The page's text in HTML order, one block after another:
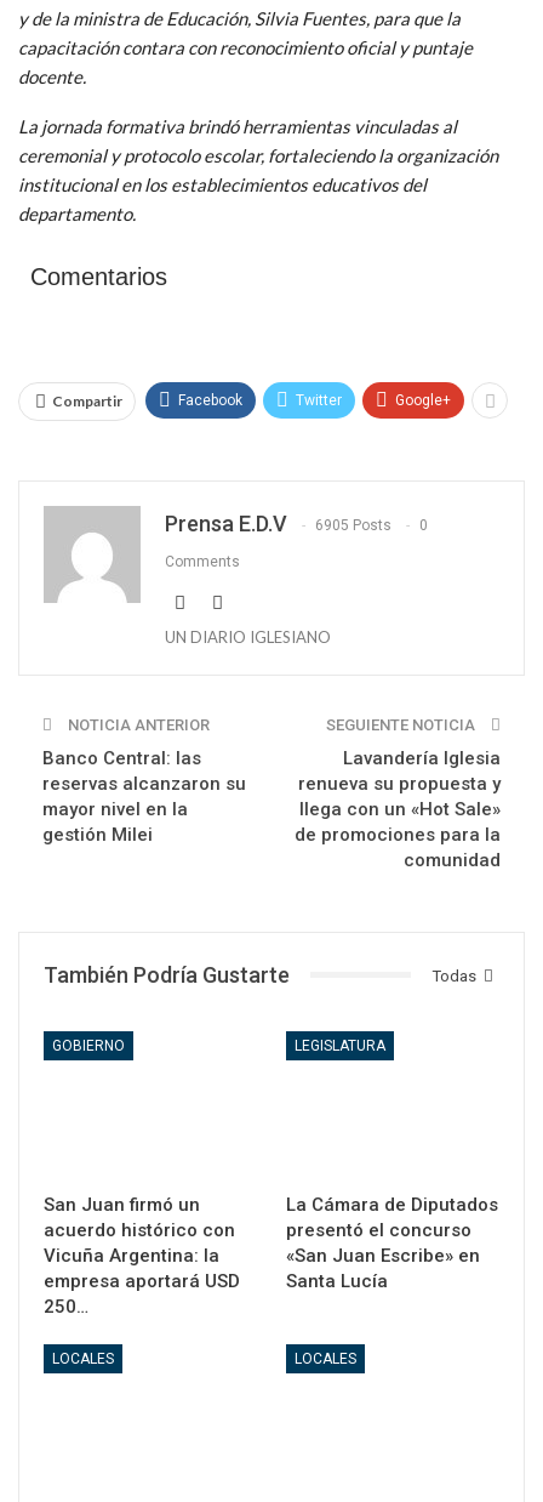
y de la ministra de Educación, Silvia Fuentes, para que la
capacitación contara con reconocimiento oficial y puntaje
docente.
La jornada formativa brindó herramientas vinculadas al
ceremonial y protocolo escolar, fortaleciendo la organización
institucional en los establecimientos educativos del
departamento.
Comentarios
Compartir Facebook Twitter Google+
Prensa E.D.V 6905 Posts 0
Comments
UN DIARIO IGLESIANO
NOTICIA ANTERIOR
Banco Central: las
reservas alcanzaron su
mayor nivel en la
gestión Milei
SEGUIENTE NOTICIA
Lavandería Iglesia
renueva su propuesta y
llega con un «Hot Sale»
de promociones para la
comunidad
Todas
También Podría Gustarte
GOBIERNO
San Juan firmó un
acuerdo histórico con
Vicuña Argentina: la
empresa aportará USD
250…
LEGISLATURA
La Cámara de Diputados
presentó el concurso
«San Juan Escribe» en
Santa Lucía
LOCALES LOCALES